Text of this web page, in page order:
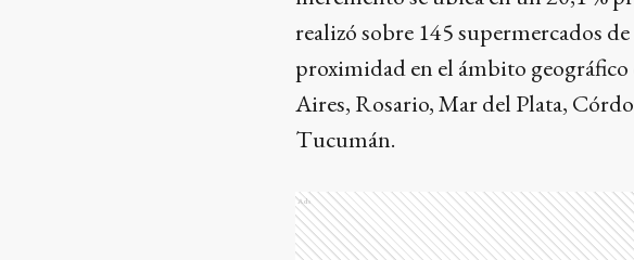
realizó sobre 145 supermercados
proximidad en el ámbito
Aires, Rosario, Mar del Plata,
Tucumán.
Ads